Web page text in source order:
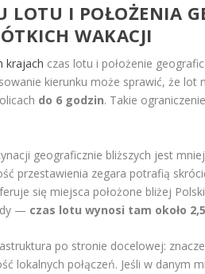
LOTU I POŁOŻENIA
WAKACJI
krajach czas lotu i położenie
kierunku może sprawić, że
do 6 godzin. Takie
geograficznie bliższych jest
przestawienia zegara potrafią
się miejsca położone bliżej
— czas lotu wynosi tam około
po stronie docelowej:
lokalnych połączeń. Jeśli w danym